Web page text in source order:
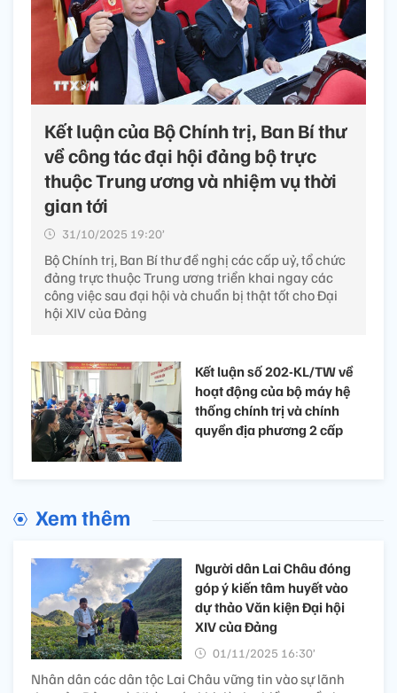
Kết luận của Bộ Chính trị, Ban Bí thư
về công tác đại hội đảng bộ trực
thuộc Trung ương và nhiệm vụ thời
gian tới
31/10/2025 19:20’
Bộ Chính trị, Ban Bí thư đề nghị các cấp uỷ, tổ chức
đảng trực thuộc Trung ương triển khai ngay các
công việc sau đại hội và chuẩn bị thật tốt cho Đại
hội XIV của Đảng
Kết luận số 202-KL/TW về
hoạt động của bộ máy hệ
thống chính trị và chính
quyền địa phương 2 cấp
Xem thêm
Người dân Lai Châu đóng
góp ý kiến tâm huyết vào
dự thảo Văn kiện Đại hội
XIV của Đảng
01/11/2025 16:30’
Nhân dân các dân tộc Lai Châu vững tin vào sự lãnh